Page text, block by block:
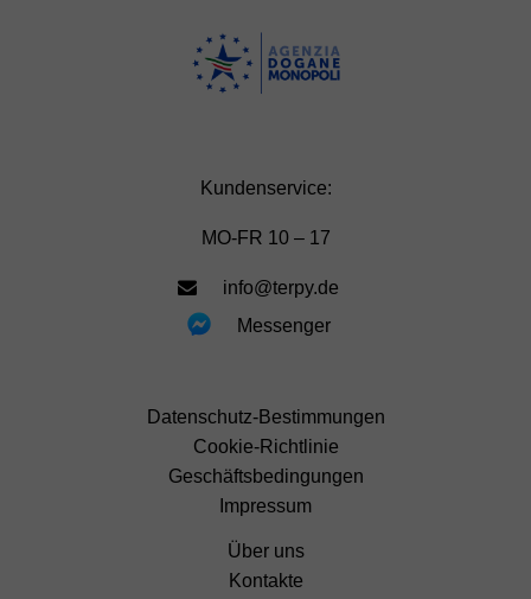
Kundenservice:
MO-FR 10 – 17
info@terpy.de
Messenger
Datenschutz-Bestimmungen
Cookie-Richtlinie
Geschäftsbedingungen
Impressum
Über uns
Kontakte